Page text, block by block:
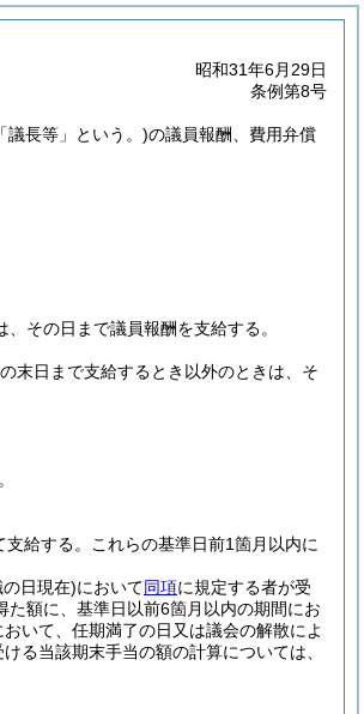
昭和31年6月29日
条例第8号
議長等」という。)の議員報酬、費用弁償
その日まで議員報酬を支給する。
末日まで支給するとき以外のときは、そ
給する。
これらの基準日前1箇月以内に
日現在)において同項に規定する者が受
額に、基準日以前6箇月以内の期間にお
おいて、任期満了の日又は議会の解散によ
る当該期末手当の額の計算については、